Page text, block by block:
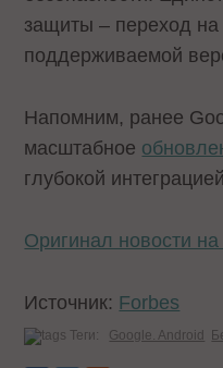
защиты – переход
поддерживаемой
Напомним, ранее
масштабное
глубокой
Оригинал новости
Источник: Forbes
Теги: Google. Android